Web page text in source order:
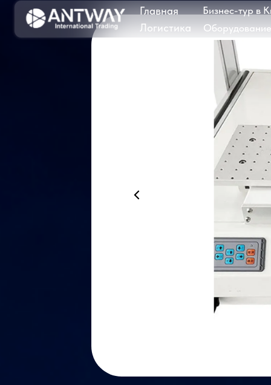
Логистика
Бизнес-тур в Китай
Оборудование
Главная